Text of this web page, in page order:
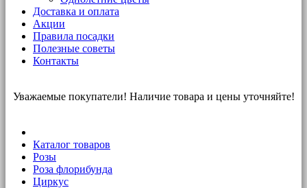
Доставка и оплата
Акции
Правила посадки
Полезные советы
Контакты
Уважаемые покупатели! Наличие товара и цены уточняйте!
Каталог товаров
Розы
Роза флорибунда
Циркус